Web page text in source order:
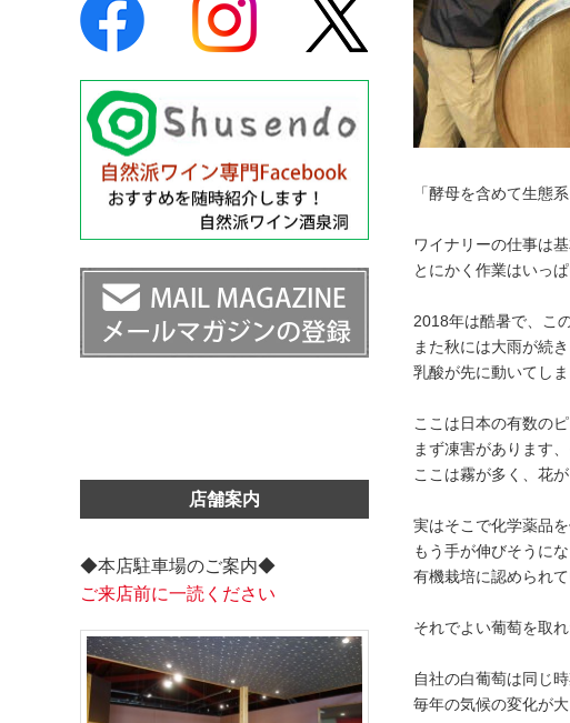
「酵母を含めて生態
ワイナリーの仕事は
とにかく作業はいっ
2018年は酷暑で、こ
また秋には大雨が続
乳酸が先に動いてし
ここは日本の有数の
まず凍害があります
ここは霧が多く、花
実はそこで化学薬品
もう手が伸びそうに
有機栽培に認められて
それでよい葡萄を取
自社の白葡萄は同じ
毎年の気候の変化が
店舗案内
◆本店駐車場のご案内◆
ご来店前に一読ください